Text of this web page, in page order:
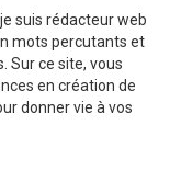
suis rédacteur web
mots percutants et
Sur ce site, vous
en création de
donner vie à vos